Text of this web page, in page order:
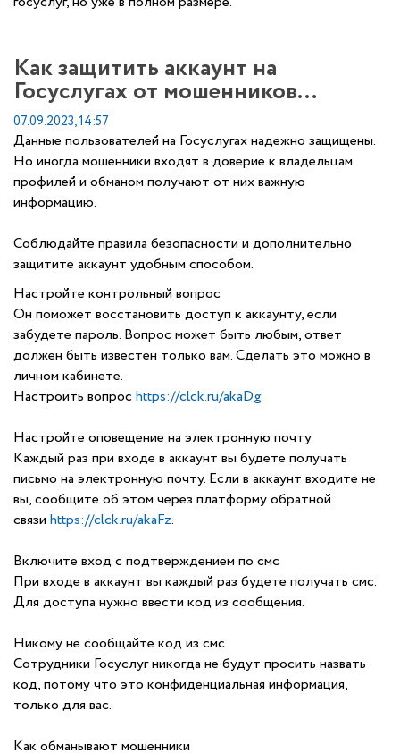
Как защитить аккаунт на
Госуслугах от мошенников...
07.09.2023, 14:57
Данные пользователей на Госуслугах надежно защищены.
Но иногда мошенники входят в доверие к владельцам
профилей и обманом получают от них важную
информацию.
Соблюдайте правила безопасности и дополнительно
защитите аккаунт удобным способом.
Настройте контрольный вопрос
Он поможет восстановить доступ к аккаунту, если
забудете пароль. Вопрос может быть любым, ответ
должен быть известен только вам. Сделать это можно в
личном кабинете.
Настроить вопросhttps://clck.ru/akaDg
Настройте оповещение на электронную почту
Каждый раз при входе в аккаунт вы будете получать
письмо на электронную почту. Если в аккаунт входите не
вы, сообщите об этом через платформу обратной
связи https://clck.ru/akaFz.
Включите вход с подтверждением по смс
При входе в аккаунт вы каждый раз будете получать смс.
Для доступа нужно ввести код из сообщения.
Никому не сообщайте код из смс
Сотрудники Госуслуг никогда не будут просить назвать
код, потому что это конфиденциальная информация,
только для вас.
Как обманывают мошенники